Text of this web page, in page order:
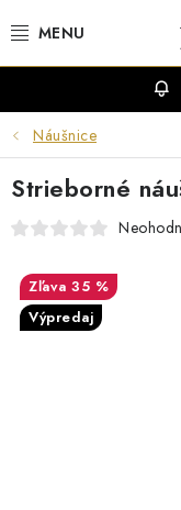
na
PRSTENE
Náušnice
Strieborné
35 %
Výpredaj